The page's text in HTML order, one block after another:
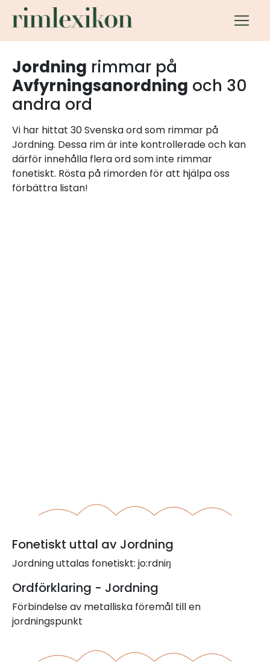
Jordning rimmar på
Avfyrningsanordning och 30
andra ord
Vi har hittat 30 Svenska ord som rimmar på
Jordning. Dessa rim är inte kontrollerade och kan
därför innehålla flera ord som inte rimmar
fonetiskt. Rösta på rimorden för att hjälpa oss
förbättra listan!
Fonetiskt uttal av Jordning
Jordning uttalas fonetiskt: jo:rdniŋ
Ordförklaring - Jordning
Förbindelse av metalliska föremål till en
jordningspunkt